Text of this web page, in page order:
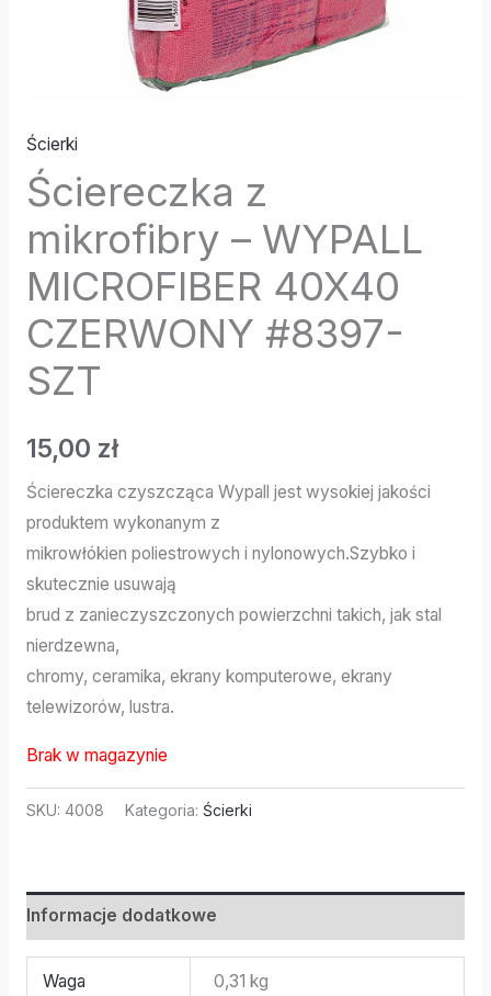
Ścierki
Ściereczka z
mikrofibry – WYPALL
MICROFIBER 40X40
CZERWONY #8397-
SZT
15,00 zł
Ściereczka czyszcząca Wypall jest wysokiej jakości
produktem wykonanym z
mikrowłókien poliestrowych i nylonowych.Szybko i
skutecznie usuwają
brud z zanieczyszczonych powierzchni takich, jak stal
nierdzewna,
chromy, ceramika, ekrany komputerowe, ekrany
telewizorów, lustra.
Brak w magazynie
SKU: 4008 Kategoria: Ścierki
Informacje dodatkowe
Waga 0,31 kg